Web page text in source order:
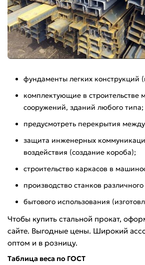
фундаменты легких конструкций
комплектующие в строительстве
сооружений, зданий любого типа;
предусмотреть перекрытия
защита инженерных
воздействия (создание короба);
строительство каркасов в
производство станков
бытового использования
Чтобы купить стальной прокат,
сайте. Выгодные цены. Широкий
оптом и в розницу.
Таблица веса по ГОСТ